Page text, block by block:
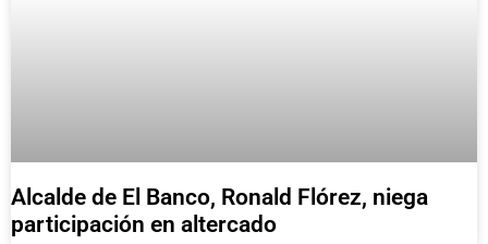
Alcalde de El Banco, Ronald Flórez, niega
participación en altercado